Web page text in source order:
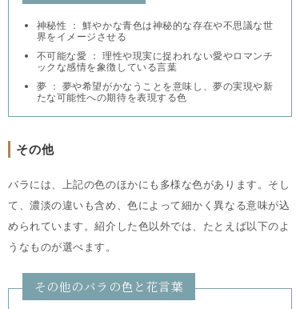
神秘性 ： 鮮やかな青色は神秘的な存在や不思議な世
界をイメージさせる
不可能な愛 ： 理性や現実に捉われない愛やロマンチ
ックな感情を象徴している言葉
夢 ： 夢や希望がかなうことを意味し、夢の実現や新
たな可能性への期待を表現する色
その他
バラには、上記の色のほかにも多様な色があります。そし
て、濃淡の違いも含め、色によって細かく異なる意味が込
められています。紹介した色以外では、たとえば以下のよ
うなものが選べます。
その他のバラの色と花言葉